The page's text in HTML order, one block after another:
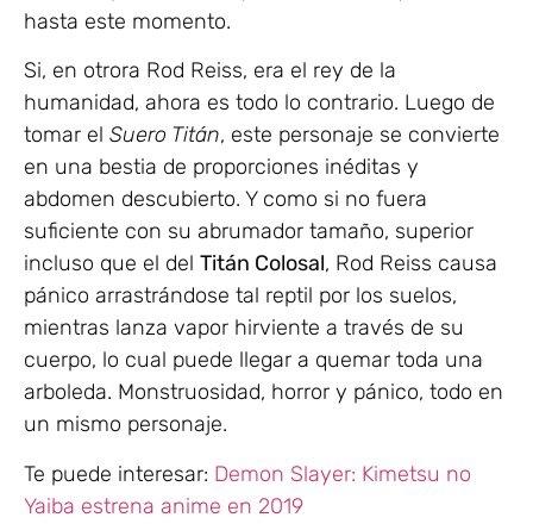
hasta este momento.
Si, en otrora Rod Reiss, era el rey de la
humanidad, ahora es todo lo contrario. Luego de
tomar el Suero Titán, este personaje se convierte
en una bestia de proporciones inéditas y
abdomen descubierto. Y como si no fuera
suficiente con su abrumador tamaño, superior
incluso que el del Titán Colosal, Rod Reiss causa
pánico arrastrándose tal reptil por los suelos,
mientras lanza vapor hirviente a través de su
cuerpo, lo cual puede llegar a quemar toda una
arboleda. Monstruosidad, horror y pánico, todo en
un mismo personaje.
Te puede interesar: Demon Slayer: Kimetsu no
Yaiba estrena anime en 2019